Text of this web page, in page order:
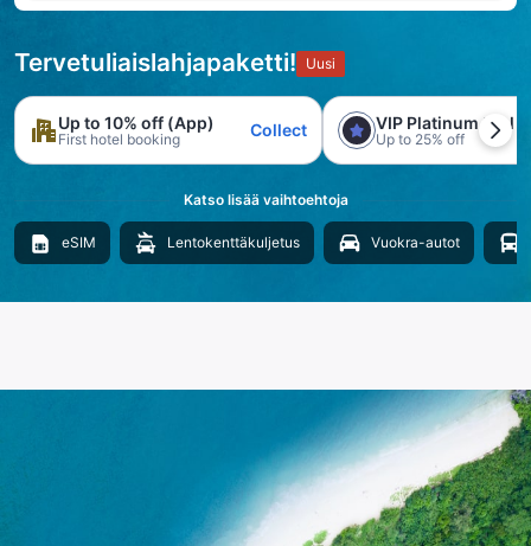
Tervetuliaislahjapaketti! Uusi
Up to 10% off (App)
First hotel booking Collect VIP Platinum trial
Up to 25% off
Katso lisää vaihtoehtoja
eSIM Lentokenttäkuljetus Vuokra-autot